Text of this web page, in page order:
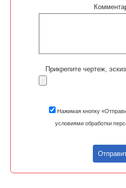
Прикрепите чертеж,
Нажимая кнопку
условиями обработки